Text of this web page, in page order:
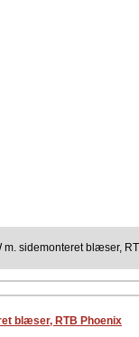
sidemonteret blæser,
blæser, RTB Phoenix